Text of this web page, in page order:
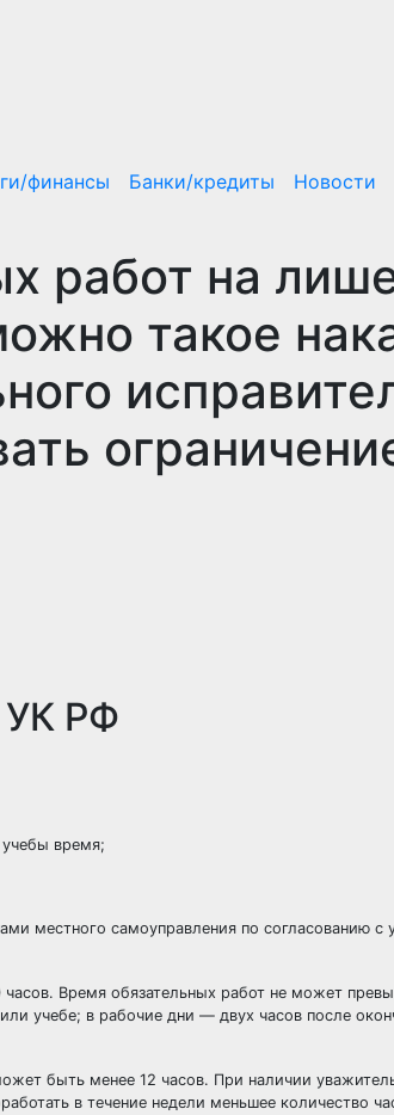
финансы Банки/кредиты Новости
работ на
такое
УК РФ
время;
местного самоуправления по согласованию с
Время обязательных работ не может
учебе; в рабочие дни — двух часов после
быть менее 12 часов. При наличии
в течение недели меньшее количество